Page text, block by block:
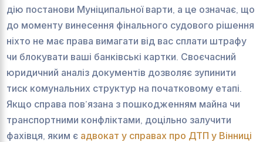
дію постанови Муніципальної варти, а це означає, що
до моменту винесення фінального судового рішення
ніхто не має права вимагати від вас сплати штрафу
чи блокувати ваші банківські картки. Своєчасний
юридичний аналіз документів дозволяє зупинити
тиск комунальних структур на початковому етапі.
Якщо справа пов’язана з пошкодженням майна чи
транспортними конфліктами, доцільно залучити
фахівця, яким є адвокат у справах про ДТП у Вінниці